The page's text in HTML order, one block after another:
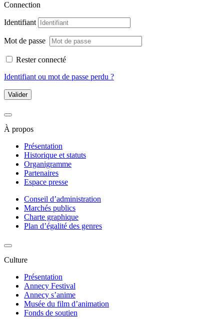
Connection
Identifiant
Mot de passe
Rester connecté
Identifiant ou mot de passe perdu ?
Valider
À propos
Présentation
Historique et statuts
Organigramme
Partenaires
Espace presse
Conseil d’administration
Marchés publics
Charte graphique
Plan d’égalité des genres
Culture
Présentation
Annecy Festival
Annecy s’anime
Musée du film d’animation
Fonds de soutien